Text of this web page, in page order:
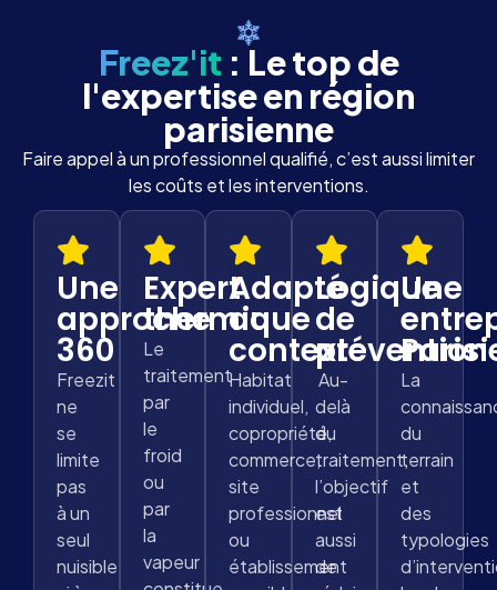
Freez'it : Le top de
l'expertise en région
parisienne
Faire appel à un professionnel qualifié, c’est aussi limiter
les coûts et les interventions.
Une
approche
360
Freezit
ne
se
limite
pas
à un
seul
nuisible
Expert
thermique
Le
traitement
par
le
froid
ou
par
la
vapeur
Adapté
au
contexte
Habitat
individuel,
copropriété,
commerce,
site
professionnel
ou
établissement
Logique
de
prévention
Au-
delà
du
traitement,
l’objectif
est
aussi
de
Une
La
du
terrain
et
des
typologies